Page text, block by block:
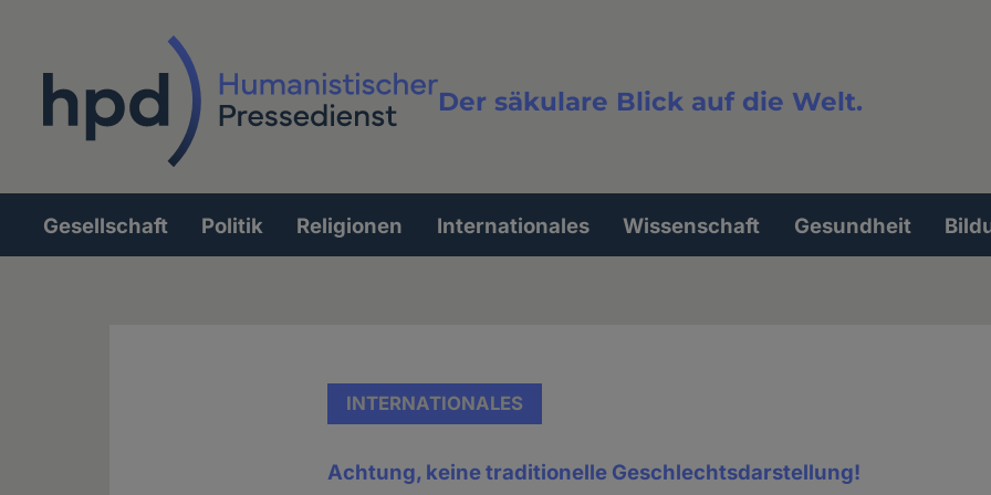
Der säkulare Blick auf die Welt.
Volltextsuche
Hauptnavigation
Gesellschaft Politik Religionen Internationales Wissenschaft Gesundheit
INTERNATIONALES
Achtung, keine traditionelle Geschlechtsdarstellung!